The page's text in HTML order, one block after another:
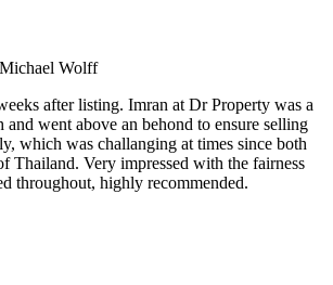
Michael Wolff
after listing. Imran at Dr Property was a
went above an behond to ensure selling
which was challanging at times since both
Thailand. Very impressed with the fairness
throughout, highly recommended.